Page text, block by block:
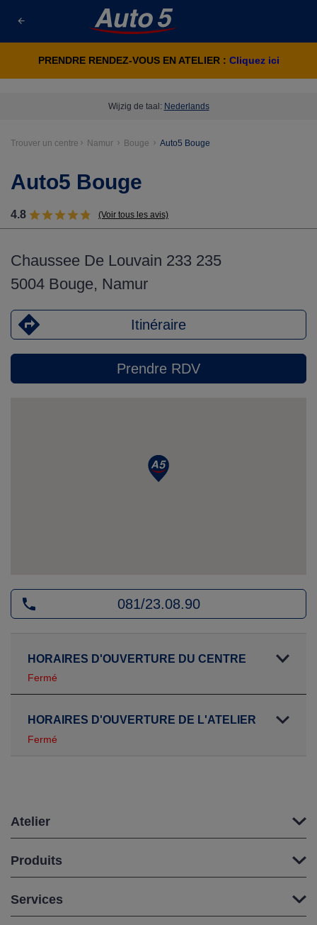
PRENDRE RENDEZ-VOUS EN ATELIER : Cliquez ici
Trouver un centre Namur Bouge Auto5 Bouge
Wijzig de taal: Nederlands
Auto5 Bouge
4.8 (Voir tous les avis)
Chaussee De Louvain 233 235
5004 Bouge, Namur
Itinéraire
Prendre RDV
081/23.08.90
HORAIRES D'OUVERTURE DU CENTRE
Fermé
HORAIRES D'OUVERTURE DE L'ATELIER
Fermé
Atelier
Produits
Services